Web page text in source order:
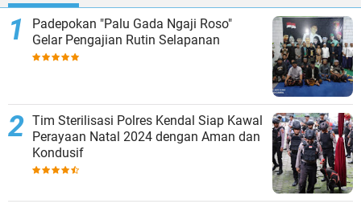
Padepokan "Palu Gada Ngaji Roso"
Gelar Pengajian Rutin Selapanan
Tim Sterilisasi Polres Kendal Siap Kawal
Perayaan Natal 2024 dengan Aman dan
Kondusif